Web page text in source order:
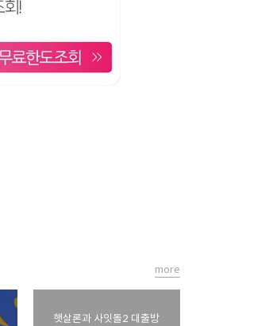
햇살론과 사잇돌2 대출방
more